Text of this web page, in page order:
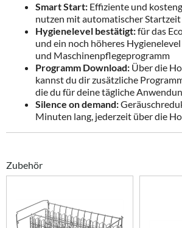
Smart Start: Effiziente und
nutzen mit automatischer Startzeit
Hygienelevel bestätigt:für das
und ein noch höheres
und Maschinenpflegeprogramm
Programm Download: Über die
kannst du dir zusätzliche
die du für deine tägliche
Silence on demand:
Minuten lang, jederzeit über die
Zubehör